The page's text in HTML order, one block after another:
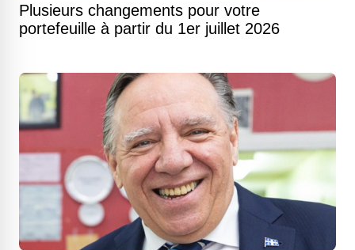
Plusieurs changements pour votre
portefeuille à partir du 1er juillet 2026